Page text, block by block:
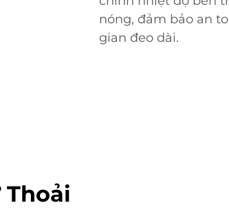
nóng, đảm bảo an
gian đeo dài.
Thoải